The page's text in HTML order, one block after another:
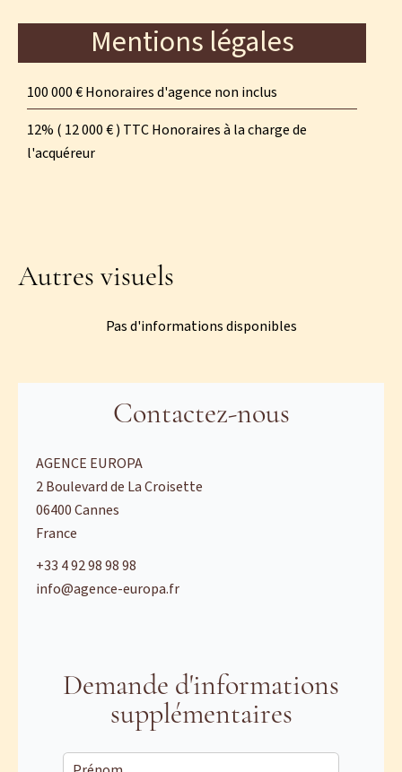
Mentions légales
100 000 € Honoraires d'agence non inclus
12% ( 12 000 € ) TTC Honoraires à la charge de
l'acquéreur
Autres visuels
Pas d'informations disponibles
Contactez-nous
AGENCE EUROPA
2 Boulevard de La Croisette
06400Cannes
France
+33 4 92 98 98 98
info@agence-europa.fr
Demande d'informations
supplémentaires